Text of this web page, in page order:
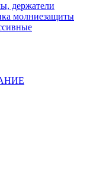
держатели
молниезащиты